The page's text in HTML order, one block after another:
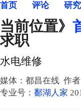
首页 评论 研究
当前位置》
求职
水电维修
媒体：都昌在线 作
专业号： 鄱湖人家